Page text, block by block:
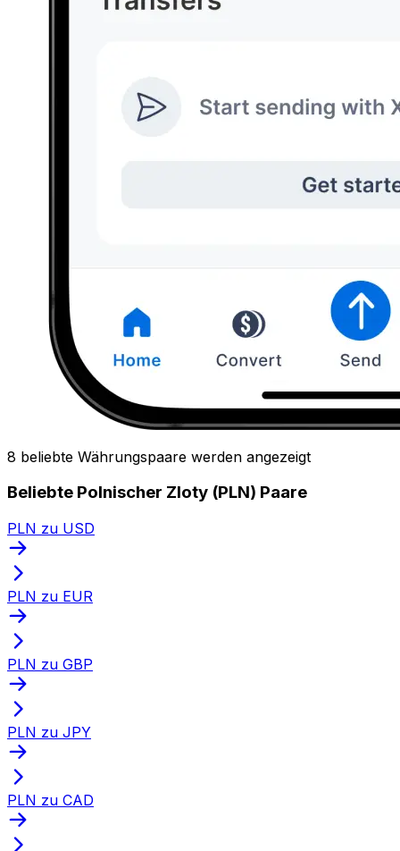
8 beliebte Währungspaare werden angezeigt
Beliebte Polnischer Zloty (PLN) Paare
PLN zu USD
PLN zu EUR
PLN zu GBP
PLN zu JPY
PLN zu CAD